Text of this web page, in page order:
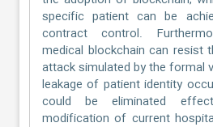
specific patient can be
contract control.
medical blockchain can resist
attack simulated by the formal
leakage of patient identity
could be eliminated
modification of current